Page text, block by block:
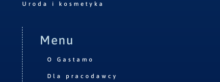
Uroda i kosmetyka
Menu
O Gastamo
Dla pracodawcy